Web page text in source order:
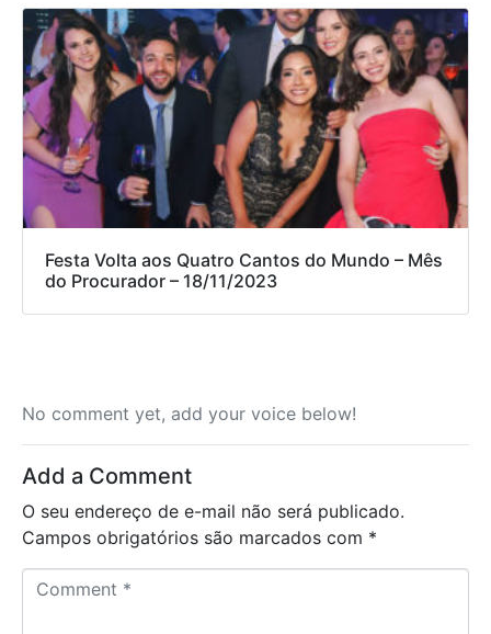
Festa Volta aos Quatro Cantos do Mundo – Mês
do Procurador – 18/11/2023
No comment yet, add your voice below!
Add a Comment
O seu endereço de e-mail não será publicado.
Campos obrigatórios são marcados com *